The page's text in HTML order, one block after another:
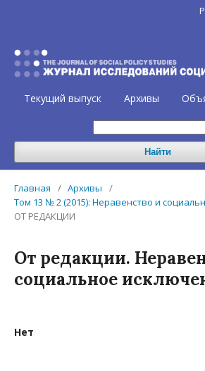
Текущий выпуск Архивы
Найти
Главная / Архивы
/
Том 13 № 2 (2015): Неравенство и
ОТ РЕДАКЦИИ
От редакции.
социальное
Нет